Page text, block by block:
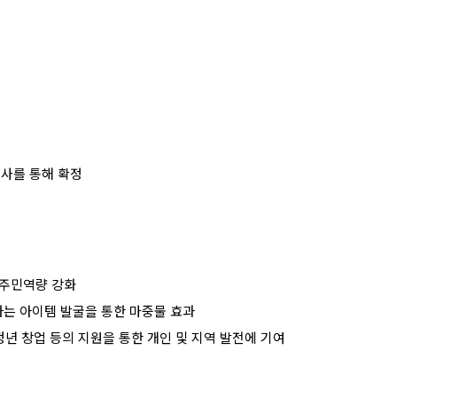
를 통해 확정
민역량 강화
아이템 발굴을 통한 마중물 효과
년 창업 등의 지원을 통한 개인 및 지역 발전에 기여